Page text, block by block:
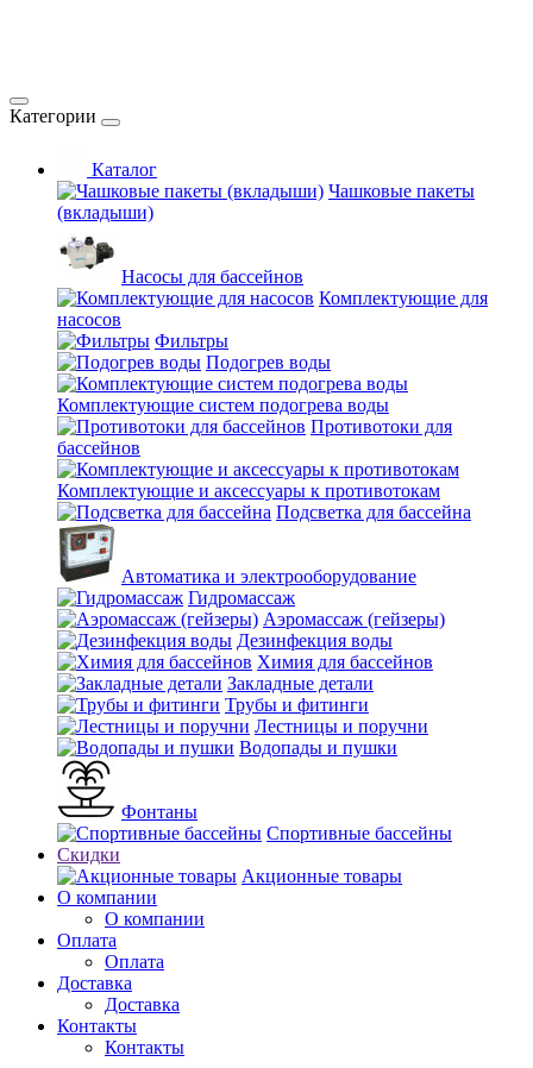
Категории
Каталог
Чашковые пакеты
(вкладыши)
Насосы для бассейнов
Комплектующие для
насосов
Фильтры
Подогрев воды
Комплектующие систем подогрева воды
Противотоки для
бассейнов
Комплектующие и аксессуары к противотокам
Подсветка для бассейна
Автоматика и электрооборудование
Гидромассаж
Аэромассаж (гейзеры)
Дезинфекция воды
Химия для бассейнов
Закладные детали
Трубы и фитинги
Лестницы и поручни
Водопады и пушки
Фонтаны
Спортивные бассейны
Скидки
Акционные товары
О компании
О компании
Оплата
Оплата
Доставка
Доставка
Контакты
Контакты